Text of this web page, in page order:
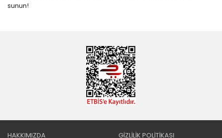
sunun!
HAKKIMIZDA
GİZLİLİK POLİTİKASI